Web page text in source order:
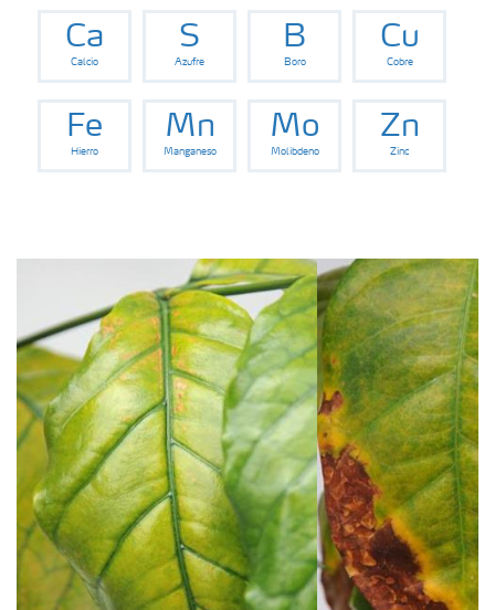
Deficiencias
Ca
Calcio
S
Azufre
B
Boro
Cu
Cobre
Fe
Hierro
Mn
Manganeso
Mo
Molibdeno
Zn
Zinc